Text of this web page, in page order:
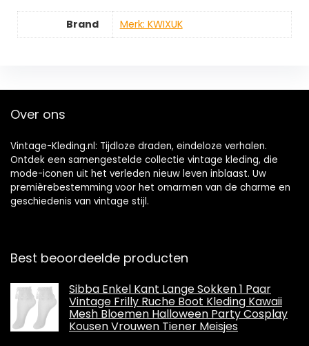
Brand Merk: KWIXUK
Over ons
Vintage-Kleding.nl: Tijdloze draden, eindeloze verhalen.
Ontdek een samengestelde collectie vintage kleding, die
mode-iconen uit het verleden nieuw leven inblaast. Uw
premièrebestemming voor het omarmen van de charme en
geschiedenis van vintage stijl.
Best beoordeelde producten
Sibba Enkel Kant Lange Sokken 1 Paar
Vintage Frilly Ruche Boot Kleding Kawaii
Mesh Bloemen Halloween Party Cosplay
Kousen Vrouwen Tiener Meisjes